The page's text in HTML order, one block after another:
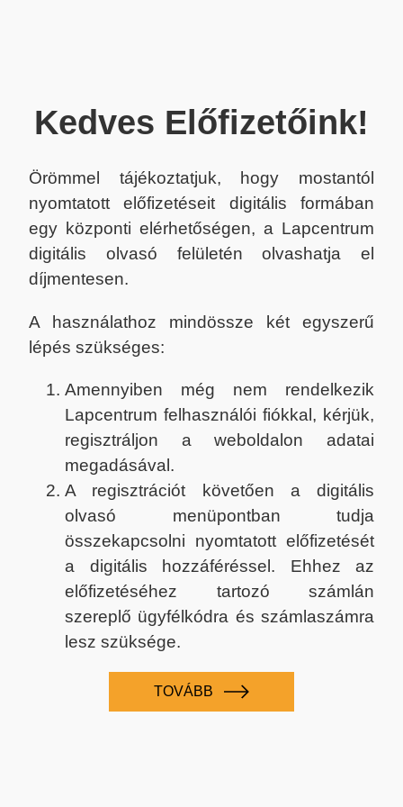
Kedves Előfizetőink!
Örömmel tájékoztatjuk, hogy mostantól
nyomtatott előfizetéseit digitális formában
egy központi elérhetőségen, a Lapcentrum
digitális olvasó felületén olvashatja el
díjmentesen.
A használathoz mindössze két egyszerű
lépés szükséges:
Amennyiben még nem rendelkezik
Lapcentrum felhasználói fiókkal, kérjük,
regisztráljon a weboldalon adatai
megadásával.
A regisztrációt követően a digitális
olvasó menüpontban tudja
összekapcsolni nyomtatott előfizetését
a digitális hozzáféréssel. Ehhez az
előfizetéséhez tartozó számlán
szereplő ügyfélkódra és számlaszámra
lesz szüksége.
TOVÁBB